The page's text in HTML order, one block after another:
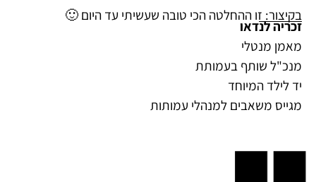
בקיצור: זו ההחלטה הכי טובה שעשיתי עד היום 🙂
זכריה לנדאו
מאמן מנטלי
מנכ"ל שותף בעמותת
יד לילד המיוחד
מגייס משאבים למנהלי עמותות